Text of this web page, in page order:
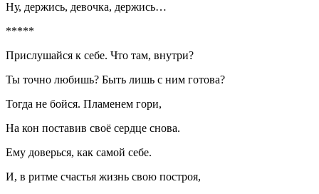
Ну, держись, девочка, держись…
*****
Прислушайся к себе. Что там, внутри?
Ты точно любишь? Быть лишь с ним готова?
Тогда не бойся. Пламенем гори,
На кон поставив своё сердце снова.
Ему доверься, как самой себе.
И, в ритме счастья жизнь свою построя,